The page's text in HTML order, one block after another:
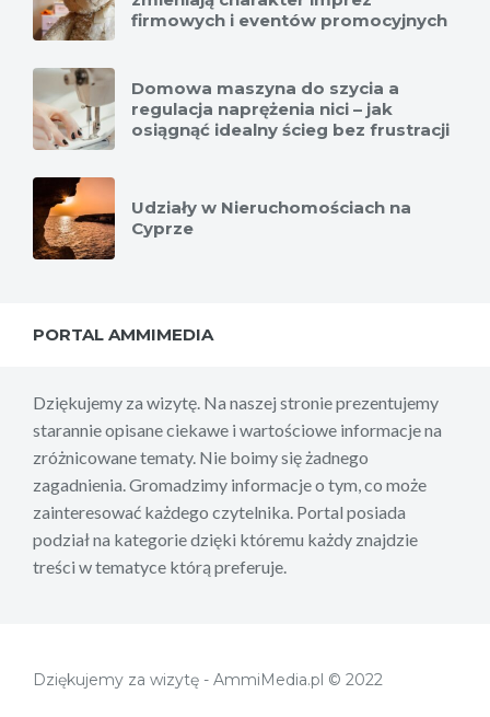
firmowych i eventów promocyjnych
Domowa maszyna do szycia a
regulacja naprężenia nici – jak
osiągnąć idealny ścieg bez frustracji
Udziały w Nieruchomościach na
Cyprze
PORTAL AMMIMEDIA
Dziękujemy za wizytę. Na naszej stronie prezentujemy
starannie opisane ciekawe i wartościowe informacje na
zróżnicowane tematy. Nie boimy się żadnego
zagadnienia. Gromadzimy informacje o tym, co może
zainteresować każdego czytelnika. Portal posiada
podział na kategorie dzięki któremu każdy znajdzie
treści w tematyce którą preferuje.
Dziękujemy za wizytę - AmmiMedia.pl © 2022